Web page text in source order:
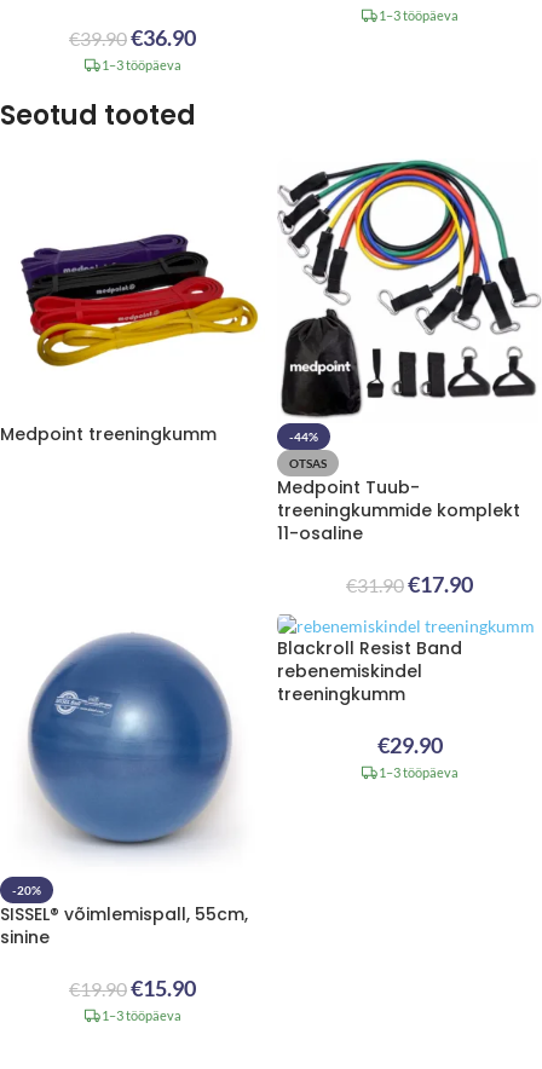
€39.90€36.90
1–3 tööpäeva
1–3 tööpäeva
Seotud tooted
Medpoint treeningkumm
-44%
OTSAS
Medpoint Tuub-
treeningkummide komplekt
11-osaline
€31.90€17.90
-20%
SISSEL® võimlemispall, 55cm,
sinine
€19.90€15.90
1–3 tööpäeva
Blackroll Resist Band
rebenemiskindel
treeningkumm
€29.90
1–3 tööpäeva